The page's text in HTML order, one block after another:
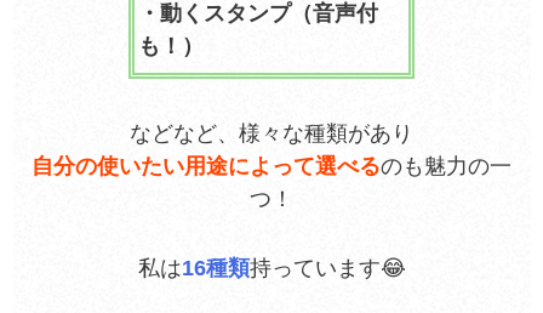
・動くスタンプ（音声付
も！）
などなど、様々な種類があり
自分の使いたい用途によって選べるのも魅力の一
つ！
私は16種類持っています😂